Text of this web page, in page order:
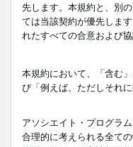
先します。本規約と、別
ては当該契約が優先しま
れたすべての合意および協
本規約において、「含む
び「例えば、ただしそれ
アソシエイト・プログラ
合理的に考えられる全て